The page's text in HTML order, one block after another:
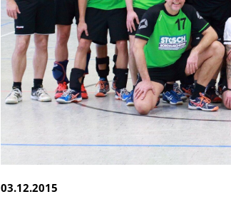
03.12.2015
Turn- und Sportverein 08 Lintorf
e.V.
Brandsheide 30
40885 Ratingen
Deutschland
0 21 02 74 00 50
mail@tus08lintorf.de